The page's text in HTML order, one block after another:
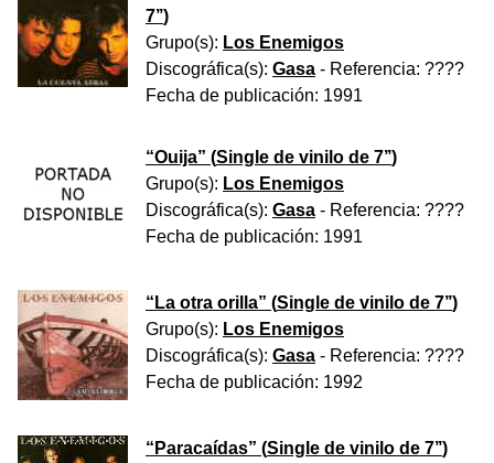
7’’)
Grupo(s): Los Enemigos
Discográfica(s): Gasa - Referencia: ????
Fecha de publicación: 1991
“Ouija” (Single de vinilo de 7’’)
Grupo(s): Los Enemigos
Discográfica(s): Gasa - Referencia: ????
Fecha de publicación: 1991
“ La otra orilla” (Single de vinilo de 7’’)
Grupo(s): Los Enemigos
Discográfica(s): Gasa - Referencia: ????
Fecha de publicación: 1992
“ Paracaídas” (Single de vinilo de 7’’)